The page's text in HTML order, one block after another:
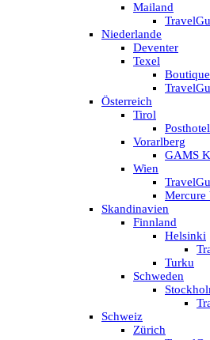
Mailand
Niederlande
Deventer
Texel
Österreich
Tirol
Vorarlberg
GAMS
Wien
Mercure
Skandinavien
Finnland
Helsinki
Turku
Schweden
Schweiz
Zürich